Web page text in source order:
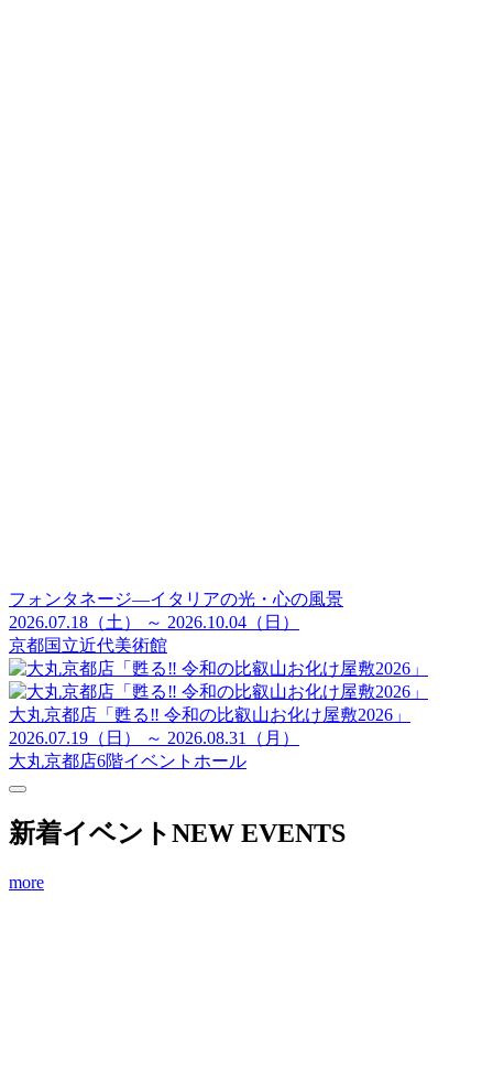
フォンタネージ—イタリアの光・心の風景
2026.07.18（土） ～ 2026.10.04（日）
京都国立近代美術館
大丸京都店「甦る‼ 令和の比叡山お化け屋敷2026」
2026.07.19（日） ～ 2026.08.31（月）
大丸京都店6階イベントホール
新着イベントNEW EVENTS
more